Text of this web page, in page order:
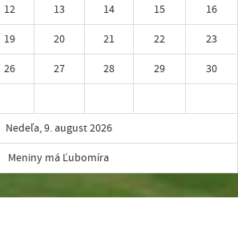
12 13 14 15
16
19 20 21 22
23
26 27 28 29
30
Nedeľa, 9. august 2026
Meniny má Ľubomíra